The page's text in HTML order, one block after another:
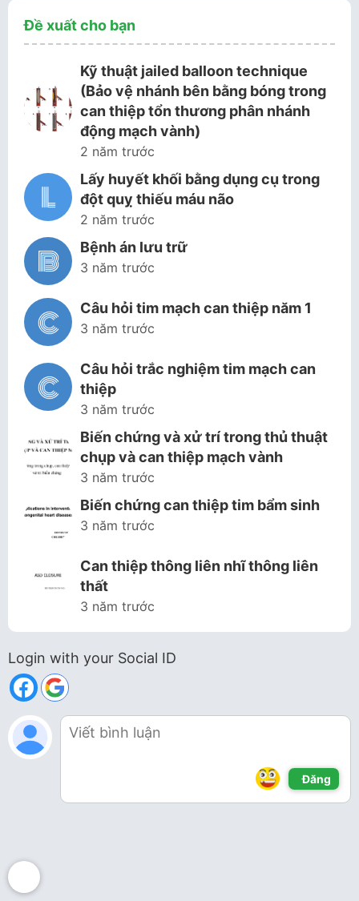
Đề xuất cho bạn
Kỹ thuật jailed balloon technique
(Bảo vệ nhánh bên bằng bóng trong
can thiệp tổn thương phân nhánh
động mạch vành)
2 năm trước
Lấy huyết khối bằng dụng cụ trong
đột quỵ thiếu máu não
2 năm trước
Bệnh án lưu trữ
3 năm trước
Câu hỏi tim mạch can thiệp năm 1
3 năm trước
Câu hỏi trắc nghiệm tim mạch can
thiệp
3 năm trước
Biến chứng và xử trí trong thủ thuật
chụp và can thiệp mạch vành
3 năm trước
Biến chứng can thiệp tim bẩm sinh
3 năm trước
Can thiệp thông liên nhĩ thông liên
thất
3 năm trước
Login with your Social ID
Đăng